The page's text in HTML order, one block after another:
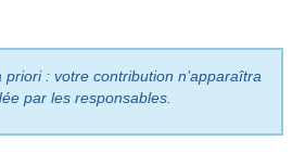
: votre contribution n’apparaîtra
par les responsables.